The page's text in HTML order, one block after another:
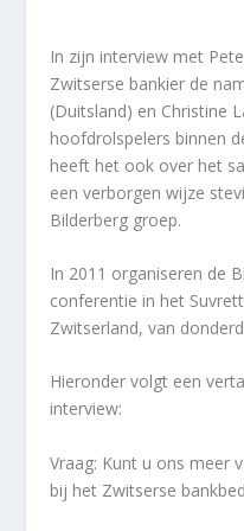
In zijn interview met
Zwitserse bankier de
(Duitsland) en Christine
hoofdrolspelers binnen
heeft het ook over het
een verborgen wijze
Bilderberg groep.
In 2011 organiseren de
conferentie in het
Zwitserland, van
Hieronder volgt een
interview:
Vraag: Kunt u ons meer
bij het Zwitserse